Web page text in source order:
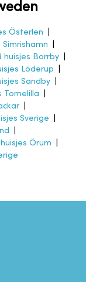
Österlen
Simrishamn
huisjes Borrby|
Löderup
Sandby
Tomelilla
|
Sverige
Örum